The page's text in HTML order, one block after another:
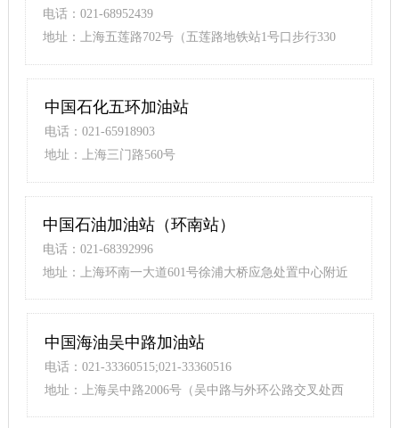
电话：021-68952439
地址：上海五莲路702号（五莲路地铁站1号口步行330
中国石化五环加油站
电话：021-65918903
地址：上海三门路560号
中国石油加油站（环南站）
电话：021-68392996
地址：上海环南一大道601号徐浦大桥应急处置中心附近
中国海油吴中路加油站
电话：021-33360515;021-33360516
地址：上海吴中路2006号（吴中路与外环公路交叉处西